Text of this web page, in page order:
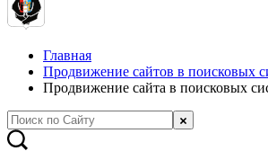
Главная
Продвижение сайтов в поисковых
Продвижение сайта в поисковых